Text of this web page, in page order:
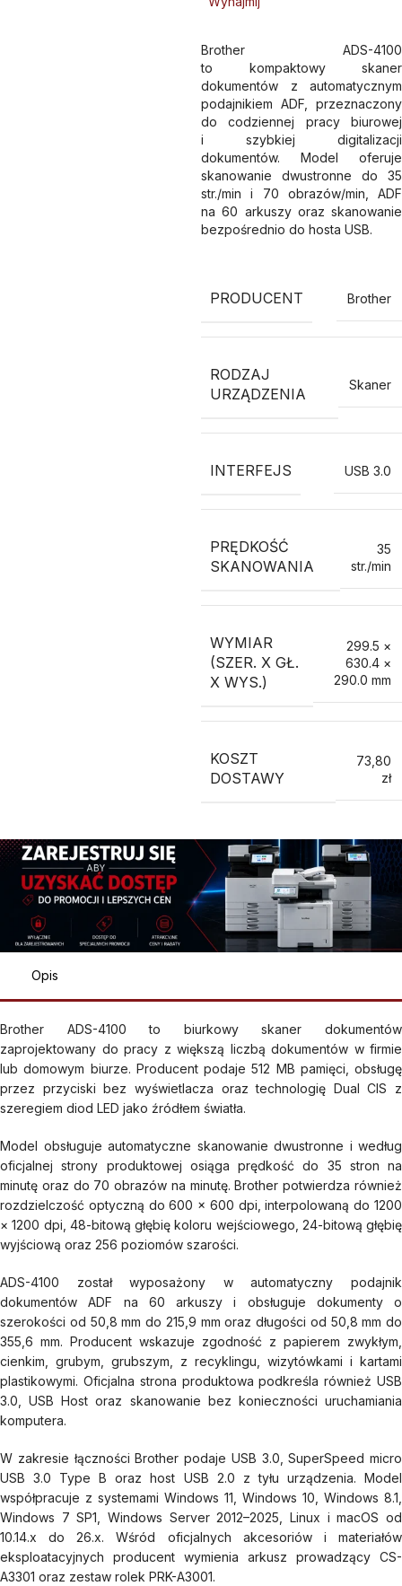
Brother ADS-4100
to kompaktowy skaner
dokumentów z automatycznym
podajnikiem ADF, przeznaczony
do codziennej pracy biurowej
i szybkiej digitalizacji
dokumentów. Model oferuje
skanowanie dwustronne do 35
str./min i 70 obrazów/min, ADF
na 60 arkuszy oraz skanowanie
bezpośrednio do hosta USB.
PRODUCENT Brother
RODZAJ
URZĄDZENIA
Skaner
INTERFEJS USB 3.0
PRĘDKOŚĆ
SKANOWANIA
35
str./min
WYMIAR
(SZER. X GŁ.
X WYS.)
299.5 ×
630.4 ×
290.0 mm
KOSZT
DOSTAWY
73,80
zł
Opis
Brother ADS-4100 to biurkowy skaner dokumentów
zaprojektowany do pracy z większą liczbą dokumentów w firmie
lub domowym biurze. Producent podaje 512 MB pamięci, obsługę
przez przyciski bez wyświetlacza oraz technologię Dual CIS z
szeregiem diod LED jako źródłem światła.
Model obsługuje automatyczne skanowanie dwustronne i według
oficjalnej strony produktowej osiąga prędkość do 35 stron na
minutę oraz do 70 obrazów na minutę. Brother potwierdza również
rozdzielczość optyczną do 600 × 600 dpi, interpolowaną do 1200
× 1200 dpi, 48-bitową głębię koloru wejściowego, 24-bitową głębię
wyjściową oraz 256 poziomów szarości.
ADS-4100 został wyposażony w automatyczny podajnik
dokumentów ADF na 60 arkuszy i obsługuje dokumenty o
szerokości od 50,8 mm do 215,9 mm oraz długości od 50,8 mm do
355,6 mm. Producent wskazuje zgodność z papierem zwykłym,
cienkim, grubym, grubszym, z recyklingu, wizytówkami i kartami
plastikowymi. Oficjalna strona produktowa podkreśla również USB
3.0, USB Host oraz skanowanie bez konieczności uruchamiania
komputera.
W zakresie łączności Brother podaje USB 3.0, SuperSpeed micro
USB 3.0 Type B oraz host USB 2.0 z tyłu urządzenia. Model
współpracuje z systemami Windows 11, Windows 10, Windows 8.1,
Windows 7 SP1, Windows Server 2012–2025, Linux i macOS od
10.14.x do 26.x. Wśród oficjalnych akcesoriów i materiałów
eksploatacyjnych producent wymienia arkusz prowadzący CS-
A3301 oraz zestaw rolek PRK-A3001.